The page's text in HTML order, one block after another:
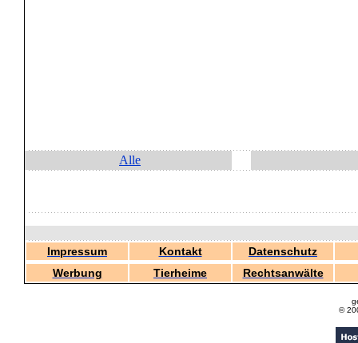
Alle
Impressum Kontakt
Datenschutz
Werbung
Tierheime Rechtsanwälte
©